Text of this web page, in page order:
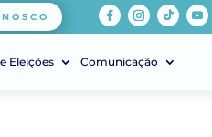
Eleições Comunicação